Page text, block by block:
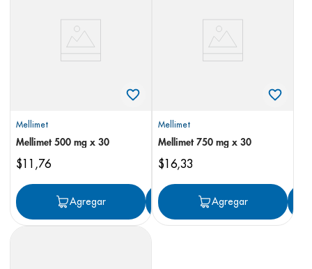
Mellimet
Mellimet 500 mg x 30
$11 ,76
Agregar Agregar
Mellimet
Mellimet 750 mg x 30
$16,33
Agregar
pediasure
desodorante